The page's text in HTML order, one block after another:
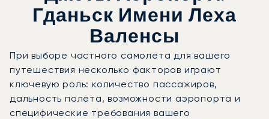
Гданьск Имени Леха
Валенсы
При выборе частного самолёта для вашего
путешествия несколько факторов играют
ключевую роль: количество пассажиров,
дальность полёта, возможности аэропорта и
специфические требования вашего